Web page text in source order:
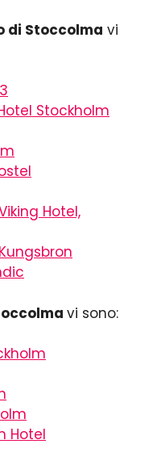
di Stoccolma vi
Stockholm
Hotel,
vi sono:
Hotel